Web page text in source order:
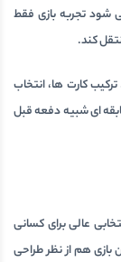
شود تجربه بازی فقط
کند.
کارت ها، انتخاب
ای شبیه دفعه قبل
عالی برای کسانی
بازی هم از نظر طراحی